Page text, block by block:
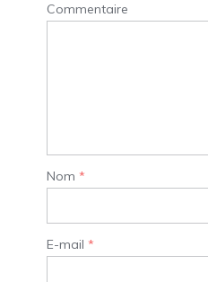
Commentaire
Nom *
E-mail *